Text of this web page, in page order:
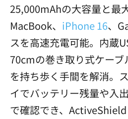
25,000mAhの大容量と最
MacBook、 iPhone 16、
スを高速充電可能。内蔵
70cmの巻き取り式ケーブ
を持ち歩く手間を解消。
イでバッテリー残量や入
で確認でき、